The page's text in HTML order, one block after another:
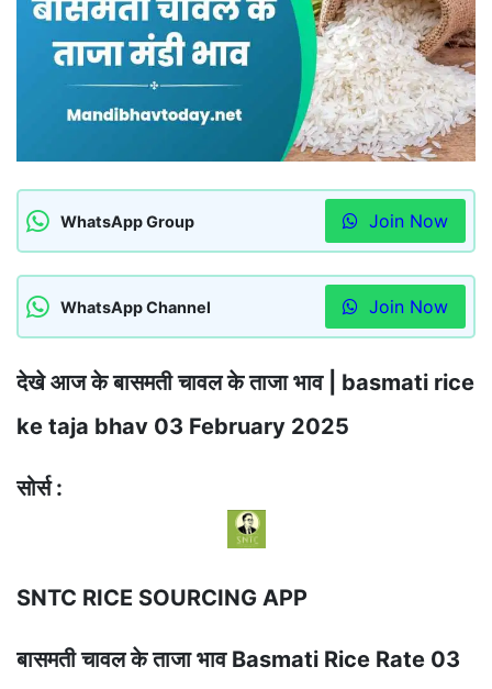
WhatsApp Group Join Now
WhatsApp Channel Join Now
देखे आज के बासमती चावल के ताजा भाव | basmati rice
ke taja bhav 03 February 2025
सोर्स :
SNTC RICE SOURCING APP
बासमती चावल के ताजा भाव Basmati Rice Rate 03